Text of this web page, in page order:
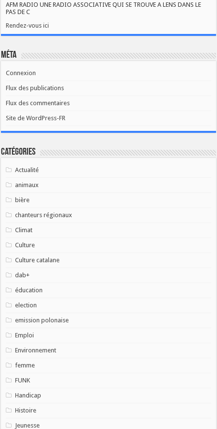
AFM RADIO UNE RADIO ASSOCIATIVE QUI SE TROUVE A LENS DANS LE
PAS DE C
Rendez-vous ici
Méta
Connexion
Flux des publications
Flux des commentaires
Site de WordPress-FR
Catégories
Actualité
animaux
bière
chanteurs régionaux
Climat
Culture
Culture catalane
dab+
éducation
election
emission polonaise
Emploi
Environnement
femme
FUNK
Handicap
Histoire
Jeunesse